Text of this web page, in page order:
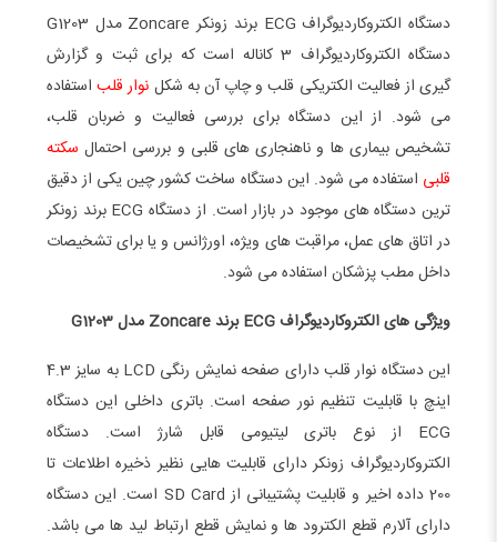
دستگاه الکتروکاردیوگراف ECG برند زونکر Zoncare مدل G1203
دستگاه الکتروکاردیوگراف 3 کاناله است که برای ثبت و گزارش
گیری از فعالیت الکتریکی قلب و چاپ آن به شکل نوار قلباستفاده
می شود. از این دستگاه برای بررسی فعالیت و ضربان قلب،
تشخیص بیماری ها و ناهنجاری های قلبی و بررسی احتمال سکته
قلبی استفاده می شود. این دستگاه ساخت کشور چین یکی از دقیق
ترین دستگاه های موجود در بازار است. از دستگاه ECG برند زونکر
در اتاق های عمل، مراقبت های ویژه، اورژانس و یا برای تشخیصات
داخل مطب پزشکان استفاده می شود.
ویژگی های الکتروکاردیوگراف ECG برند Zoncare مدل G1203
این دستگاه نوار قلب دارای صفحه نمایش رنگی LCD به سایز 4.3
اینچ با قابلیت تنظیم نور صفحه است. باتری داخلی این دستگاه
ECG از نوع باتری لیتیومی قابل شارژ است. دستگاه
الکتروکاردیوگراف زونکر دارای قابلیت هایی نظیر ذخیره اطلاعات تا
200 داده اخیر و قابلیت پشتیبانی از SD Card است. این دستگاه
دارای آلارم قطع الکترود ها و نمایش قطع ارتباط لید ها می باشد.